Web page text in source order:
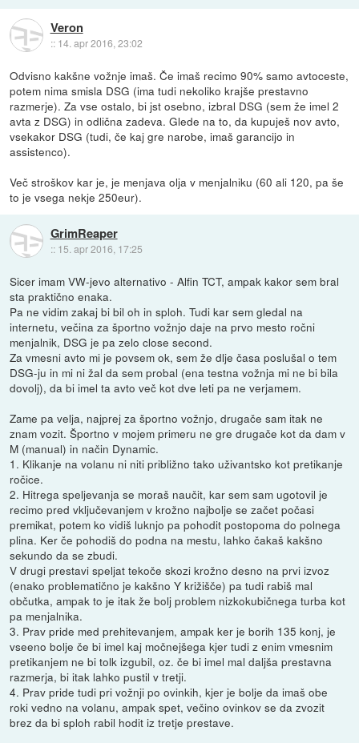
Veron
:: 14. apr 2016, 23:02
Odvisno kakšne vožnje imaš. Če imaš recimo 90% samo avtoceste,
potem nima smisla DSG (ima tudi nekoliko krajše prestavno
razmerje). Za vse ostalo, bi jst osebno, izbral DSG (sem že imel 2
avta z DSG) in odlična zadeva. Glede na to, da kupuješ nov avto,
vsekakor DSG (tudi, če kaj gre narobe, imaš garancijo in
assistenco).
Več stroškov kar je, je menjava olja v menjalniku (60 ali 120, pa še
to je vsega nekje 250eur).
GrimReaper
:: 15. apr 2016, 17:25
Sicer imam VW-jevo alternativo - Alfin TCT, ampak kakor sem bral
sta praktično enaka.
Pa ne vidim zakaj bi bil oh in sploh. Tudi kar sem gledal na
internetu, večina za športno vožnjo daje na prvo mesto ročni
menjalnik, DSG je pa zelo close second.
Za vmesni avto mi je povsem ok, sem že dlje časa poslušal o tem
DSG-ju in mi ni žal da sem probal (ena testna vožnja mi ne bi bila
dovolj), da bi imel ta avto več kot dve leti pa ne verjamem.
Zame pa velja, najprej za športno vožnjo, drugače sam itak ne
znam vozit. Športno v mojem primeru ne gre drugače kot da dam v
M (manual) in način Dynamic.
1. Klikanje na volanu ni niti približno tako uživantsko kot pretikanje
ročice.
2. Hitrega speljevanja se moraš naučit, kar sem sam ugotovil je
recimo pred vključevanjem v krožno najbolje se začet počasi
premikat, potem ko vidiš luknjo pa pohodit postopoma do polnega
plina. Ker če pohodiš do podna na mestu, lahko čakaš kakšno
sekundo da se zbudi.
V drugi prestavi speljat tekoče skozi krožno desno na prvi izvoz
(enako problematično je kakšno Y križišče) pa tudi rabiš mal
občutka, ampak to je itak že bolj problem nizkokubičnega turba kot
pa menjalnika.
3. Prav pride med prehitevanjem, ampak ker je borih 135 konj, je
vseeno bolje če bi imel kaj močnejšega kjer tudi z enim vmesnim
pretikanjem ne bi tolk izgubil, oz. če bi imel mal daljša prestavna
razmerja, bi itak lahko pustil v tretji.
4. Prav pride tudi pri vožnji po ovinkih, kjer je bolje da imaš obe
roki vedno na volanu, ampak spet, večino ovinkov se da zvozit
brez da bi sploh rabil hodit iz tretje prestave.